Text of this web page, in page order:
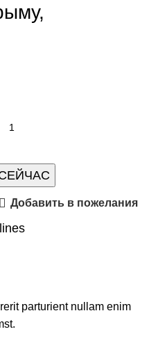
Добавить в пожелания
parturient nullam enim